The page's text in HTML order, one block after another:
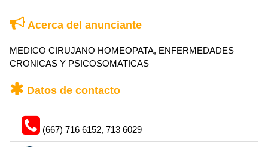
Acerca del anunciante
MEDICO CIRUJANO HOMEOPATA, ENFERMEDADES
CRONICAS Y PSICOSOMATICAS
Datos de contacto
(667) 716 6152, 713 6029